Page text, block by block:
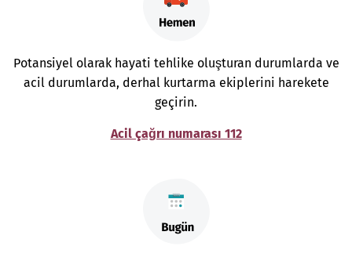
Potansiyel olarak hayati tehlike oluşturan durumlarda ve
acil durumlarda, derhal kurtarma ekiplerini harekete
geçirin.
Acil çağrı numarası 112